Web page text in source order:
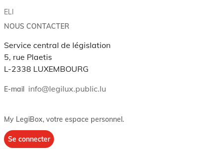
ELI
NOUS CONTACTER
Service central de législation
5, rue Plaetis
L-2338 LUXEMBOURG
E-mail info@legilux.public.lu
My LegiBox, votre espace personnel.
Se connecter